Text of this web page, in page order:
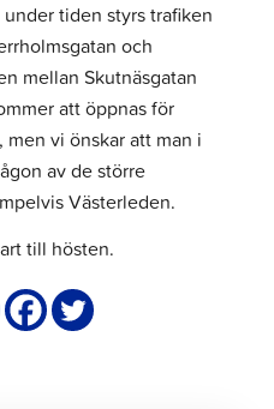
tiden styrs trafiken
och
mellan Skutnäsgatan
att öppnas för
vi önskar att man i
av de större
Västerleden.
till hösten.